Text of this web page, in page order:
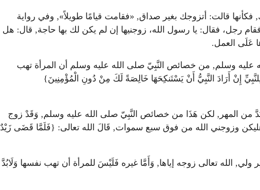
فكأنها قالت: أتزوجك بغير صداق, «فقامت قيامًا طويلاً», وفي رواية
رجل، فقال: يا رسول الله، زوجنيها إن لم يكن لك بها حاجة, قال: هل
عَلَى العمل.
عليه وسلم, من خصائص النَّبِيّ صلى الله عليه وسلم أن المرأة تهب
إِنْ أَرَادَ النَّبِيُّ أَنْ يَسْتَنكِحَهَا خَالِصَةً لَكَ مِنْ دُونِ الْمُؤْمِنِينَ}
من المهر, لكن هَذَا من خصائص النَّبِيّ صلى الله عليه وسلم, وَقَدْ زوج
وزوجني الله من فوق سبع سموات, قَالَ الله تعالى: {فَلَمَّا قَضَى زَيْدٌ
الله تعالى زوجه إياها, وَأَمَّا غيره فَلَيْسَ للمرأة أن تهب نفسها وَلَابُدَّ